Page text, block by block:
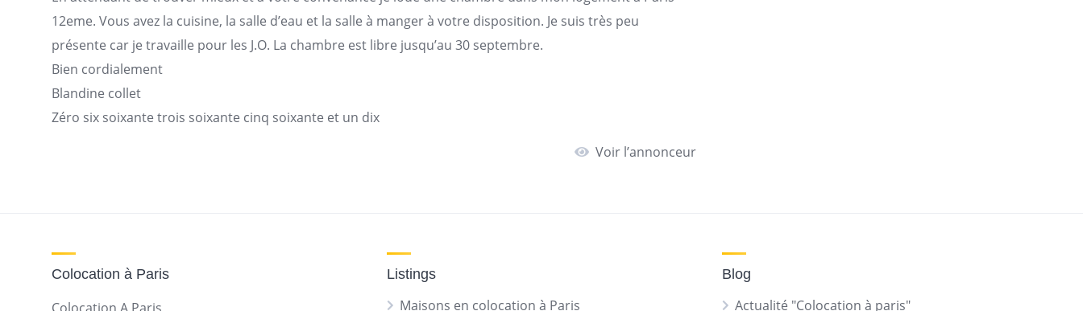
12eme. Vous avez la cuisine, la salle d’eau et la salle à manger à votre disposition. Je suis très peu
présente car je travaille pour les J.O. La chambre est libre jusqu’au 30 septembre.
Bien cordialement
Blandine collet
Zéro six soixante trois soixante cinq soixante et un dix
Voir l’annonceur
Colocation à Paris Listings
Maisons en colocation à Paris
Blog
Actualité "Colocation à paris"